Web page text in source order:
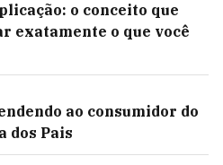
o conceito que
exatamente o que você
ao consumidor do
dos Pais